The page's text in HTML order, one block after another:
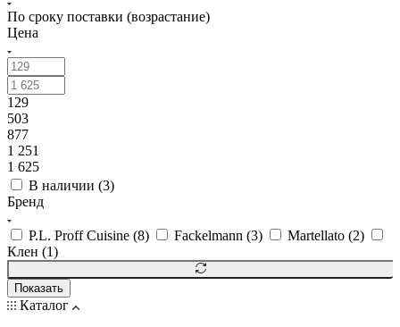
По сроку поставки (возрастание)
Цена
129
503
877
1 251
1 625
В наличии (3)
Бренд
P.L. Proff Cuisine (8) Fackelmann (3) Martellato (2)
Клен (1)
Показать
Каталог